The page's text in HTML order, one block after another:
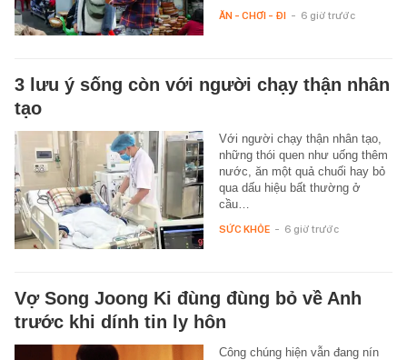
ĂN - CHƠI - ĐI - 6 giờ trước
3 lưu ý sống còn với người chạy thận nhân
tạo
Với người chạy thận nhân tạo,
những thói quen như uống thêm
nước, ăn một quả chuối hay bỏ
qua dấu hiệu bất thường ở
cầu…
SỨC KHỎE - 6 giờ trước
Vợ Song Joong Ki đùng đùng bỏ về Anh
trước khi dính tin ly hôn
Công chúng hiện vẫn đang nín